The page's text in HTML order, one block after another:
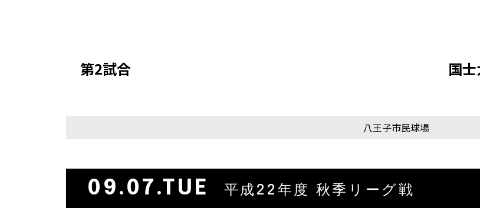
第2試合 国
八王子市民球場
09.07.TUE 平成22年度 秋季リーグ戦